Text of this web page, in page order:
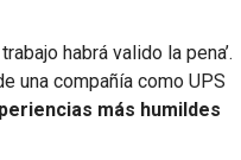
habrá valido la pena’.
una compañía como UPS
más humildes